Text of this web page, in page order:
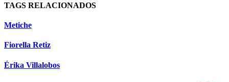
TAGS RELACIONADOS
Metiche
Fiorella Retiz
Érika Villalobos